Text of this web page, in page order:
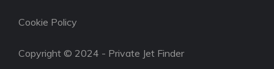
Cookie Policy
Copyright © 2024 - Private Jet Finder